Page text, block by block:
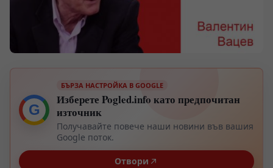
G
БЪРЗА НАСТРОЙКА В GOOGLE
Изберете Pogled.info като предпочитан
източник
Получавайте повече наши новини във вашия
Google поток.
Отвори